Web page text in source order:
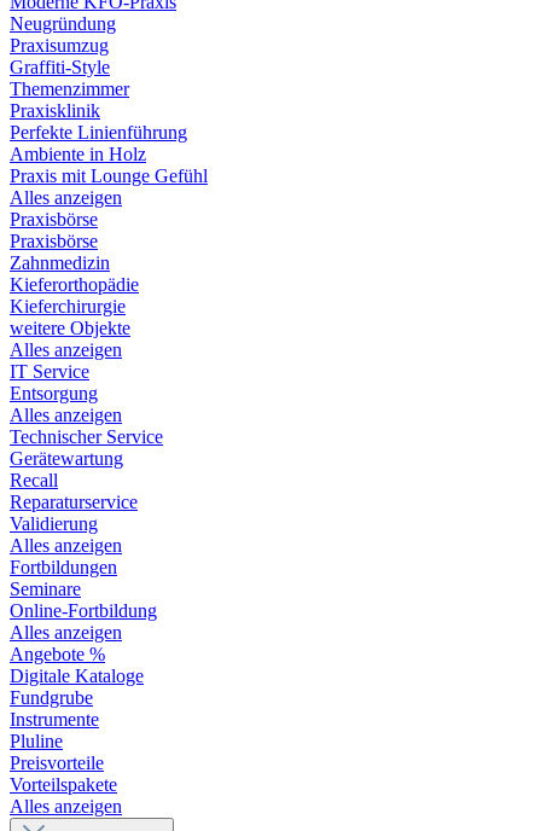
Neugründung
Praxisumzug
Graffiti-Style
Themenzimmer
Praxisklinik
Perfekte Linienführung
Ambiente in Holz
Praxis mit Lounge Gefühl
Alles anzeigen
Praxisbörse
Praxisbörse
Zahnmedizin
Kieferorthopädie
Kieferchirurgie
weitere Objekte
Alles anzeigen
IT Service
Entsorgung
Alles anzeigen
Technischer Service
Gerätewartung
Recall
Reparaturservice
Validierung
Alles anzeigen
Fortbildungen
Seminare
Online-Fortbildung
Alles anzeigen
Angebote %
Digitale Kataloge
Fundgrube
Instrumente
Pluline
Preisvorteile
Vorteilspakete
Alles anzeigen